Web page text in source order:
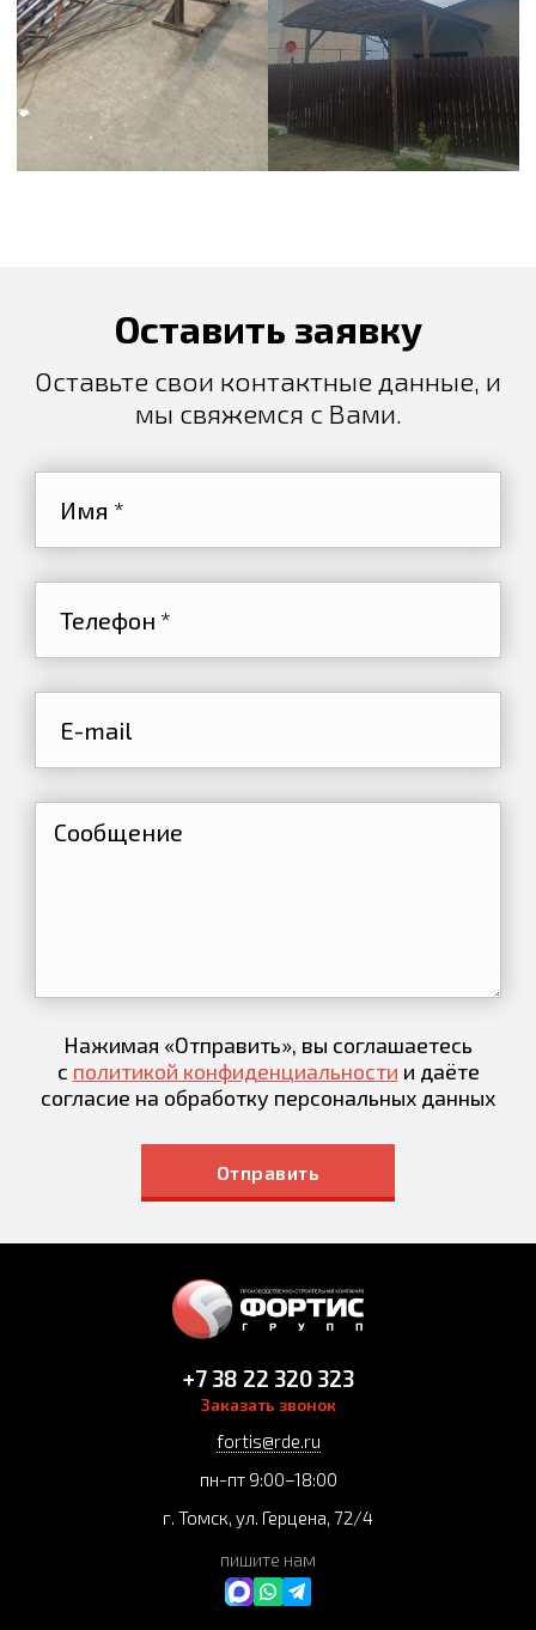
Оставить заявку
Оставьте свои контактные данные, и
мы свяжемся с Вами.
Нажимая «Отправить», вы соглашаетесь
с политикой конфиденциальности и даёте
согласие на обработку персональных данных
Отправить
+7 38 22 320 323
Заказать звонок
fortis@rde.ru
пн-пт 9:00–18:00
г. Томск, ул. Герцена, 72/4
пишите нам